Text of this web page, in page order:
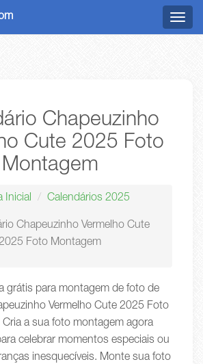
Menu
Chapeuzinho
Cute 2025 Foto
Montagem
Inicial Calendários 2025
Chapeuzinho Vermelho Cute
Foto Montagem
grátis para montagem de foto de
Vermelho Cute 2025 Foto
a sua foto montagem agora
celebrar momentos especiais ou
inesquecíveis. Monte sua foto